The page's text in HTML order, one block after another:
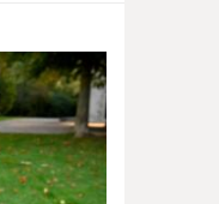
comptés.